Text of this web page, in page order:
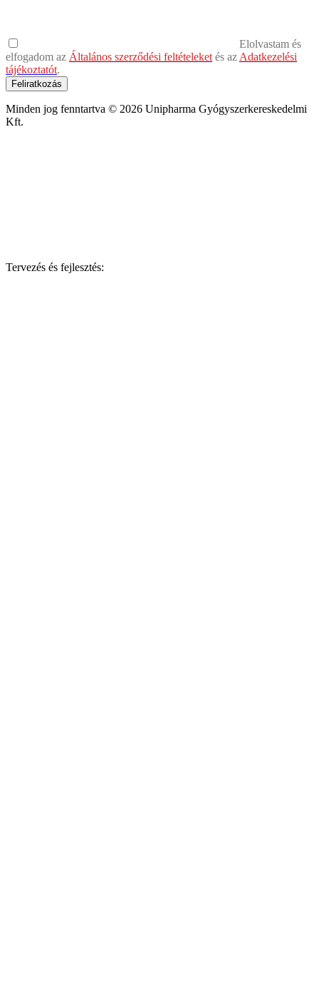
Elolvastam és
elfogadom az Általános szerződési feltételeket és az Adatkezelési
tájékoztatót.
Feliratkozás
Minden jog fenntartva © 2026 Unipharma Gyógyszerkereskedelmi
Kft.
Tervezés és fejlesztés: